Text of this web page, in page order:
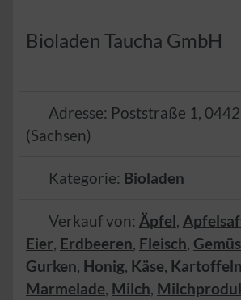
Bioladen Taucha GmbH
Adresse: Poststraße 1,
(Sachsen)
Kategorie: Bioladen
Verkauf von: Äpfel,
Eier, Erdbeeren, Fleisch,
Gurken, Honig, Käse, Kartoffeln
Marmelade, Milch,